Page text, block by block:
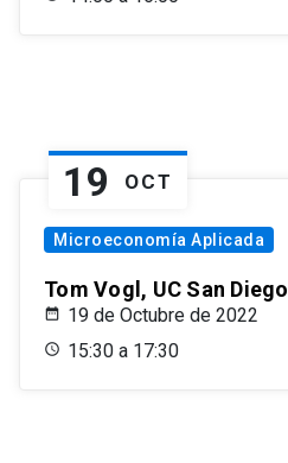
19 OCT
Microeconomía Aplicada
Tom Vogl, UC San Diego
19 de Octubre de 2022
15:30 a 17:30